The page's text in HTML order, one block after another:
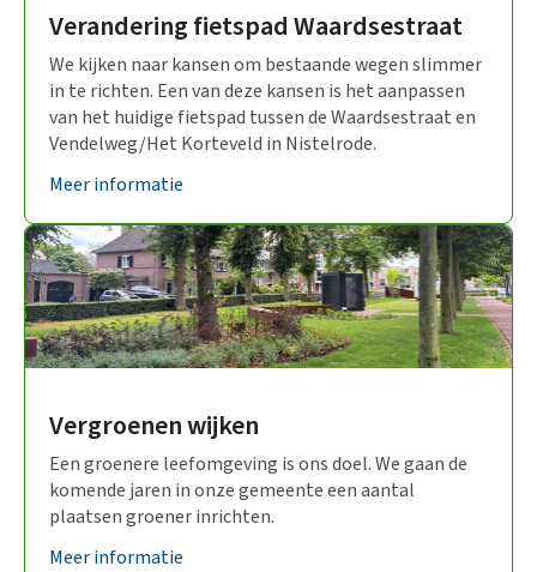
Verandering fietspad Waardsestraat
We kijken naar kansen om bestaande wegen slimmer
in te richten. Een van deze kansen is het aanpassen
van het huidige fietspad tussen de Waardsestraat en
Vendelweg/Het Korteveld in Nistelrode.
Meer informatie
Vergroenen wijken
Een groenere leefomgeving is ons doel. We gaan de
komende jaren in onze gemeente een aantal
plaatsen groener inrichten.
Meer informatie